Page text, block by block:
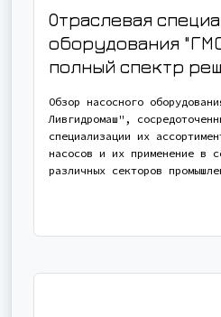
Отраслевая
оборудования
полный спектр
Обзор насосного
Ливгидромаш",
специализации их
насосов и их применение в
различных секторов